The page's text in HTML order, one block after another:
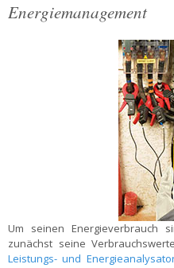
Energiemanagement
Um seinen Energieverbrauch
zunächst seine
Leistungs- und